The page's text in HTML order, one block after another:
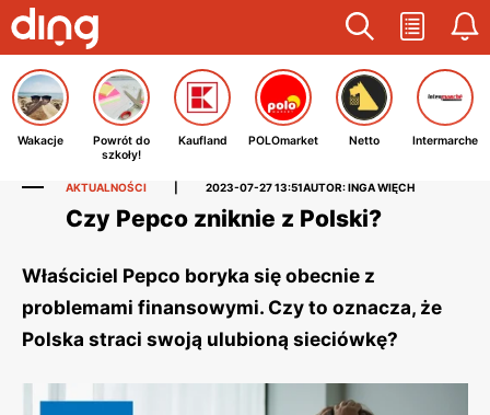
Wakacje
Powrót do
szkoły!
Kaufland POLOmarket Netto Intermarche
AKTUALNOŚCI 2023-07-27 13:51AUTOR: INGA WIĘCH
Czy Pepco zniknie z Polski?
Właściciel Pepco boryka się obecnie z
problemami finansowymi. Czy to oznacza, że
Polska straci swoją ulubioną sieciówkę?